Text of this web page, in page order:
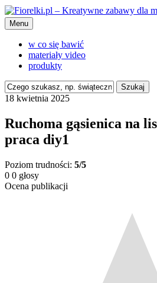
Menu
w co się bawić
materiały video
produkty
Szukaj
18 kwietnia 2025
Ruchoma gąsienica na
praca diy1
Poziom trudności: 5/5
0 0 głosy
Ocena publikacji